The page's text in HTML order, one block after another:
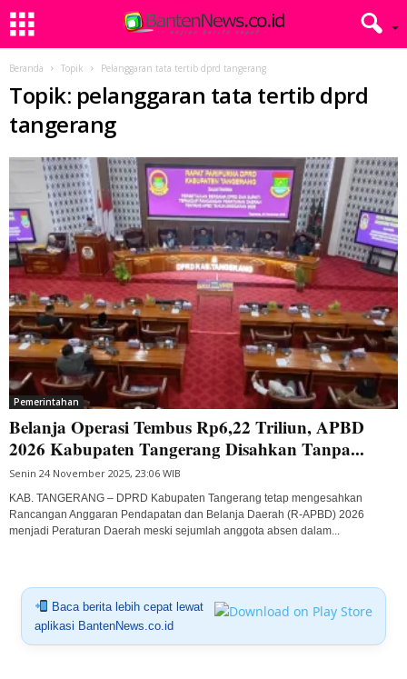
Beranda Topik Pelanggaran tata tertib dprd tangerang
Topik: pelanggaran tata tertib dprd
tangerang
Pemerintahan
Belanja Operasi Tembus Rp6,22 Triliun, APBD
2026 Kabupaten Tangerang Disahkan Tanpa...
Senin 24 November 2025, 23:06 WIB
KAB. TANGERANG – DPRD Kabupaten Tangerang tetap mengesahkan
Rancangan Anggaran Pendapatan dan Belanja Daerah (R-APBD) 2026
menjadi Peraturan Daerah meski sejumlah anggota absen dalam...
Baca berita lebih cepat lewat
aplikasi BantenNews.co.id